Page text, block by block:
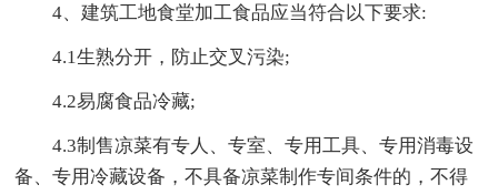
4、建筑工地食堂加工食品应当符合以下要求:
4.1生熟分开，防止交叉污染;
4.2易腐食品冷藏;
4.3制售凉菜有专人、专室、专用工具、专用消毒设
备、专用冷藏设备，不具备凉菜制作专间条件的，不得